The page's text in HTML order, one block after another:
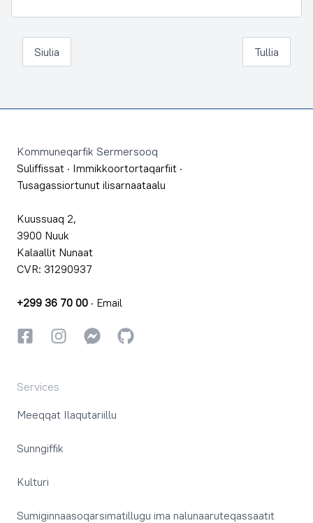
Siulia Tullia
Kommuneqarfik Sermersooq
Suliffissat · Immikkoortortaqarfiit ·
Tusagassiortunut ilisarnaataalu
Kuussuaq 2,
3900 Nuuk
Kalaallit Nunaat
CVR: 31290937
+299 36 70 00 · Email
FacebookkiInstagrammiInstagrammi
GitHub
Services
Meeqqat Ilaqutariillu
Sunngiffik
Kulturi
Sumiginnaasoqarsimatillugu ima nalunaaruteqassaatit